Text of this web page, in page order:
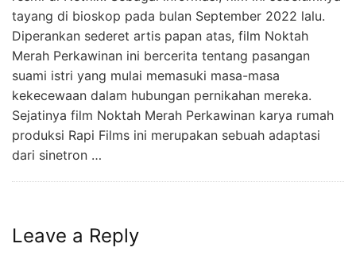
tayang di bioskop pada bulan September 2022 lalu.
Diperankan sederet artis papan atas, film Noktah
Merah Perkawinan ini bercerita tentang pasangan
suami istri yang mulai memasuki masa-masa
kekecewaan dalam hubungan pernikahan mereka.
Sejatinya film Noktah Merah Perkawinan karya rumah
produksi Rapi Films ini merupakan sebuah adaptasi
dari sinetron …
Leave a Reply